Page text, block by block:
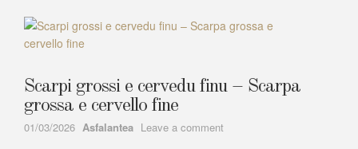
Scarpi grossi e cervedu finu – Scarpa
grossa e cervello fine
01/03/2026 Author
Asfalantea Leave a comment